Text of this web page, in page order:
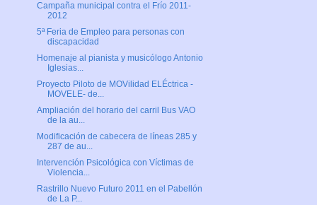
Campaña municipal contra el Frío 2011-
2012
5ª Feria de Empleo para personas con
discapacidad
Homenaje al pianista y musicólogo Antonio
Iglesias...
Proyecto Piloto de MOVilidad ELÉctrica -
MOVELE- de...
Ampliación del horario del carril Bus VAO
de la au...
Modificación de cabecera de líneas 285 y
287 de au...
Intervención Psicológica con Víctimas de
Violencia...
Rastrillo Nuevo Futuro 2011 en el Pabellón
de La P...